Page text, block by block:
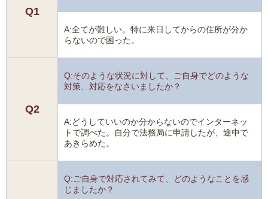
Q1
A:全てが難しい。特に来日してからの住所が分か
らないので困った。
Q2
Q:そのような状況に対して、ご自身でどのような
対策、対応をなさいましたか？
A:どうしていいのか分からないのでインターネッ
トで調べた。自分で法務局に申請したが、途中で
あきらめた。
Q:ご自身で対応されてみて、どのようなことを感
じましたか？